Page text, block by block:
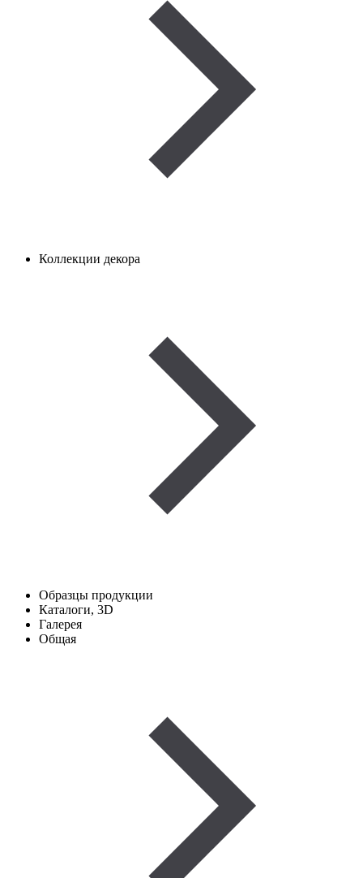
Коллекции декора
Образцы продукции
Каталоги, 3D
Галерея
Общая